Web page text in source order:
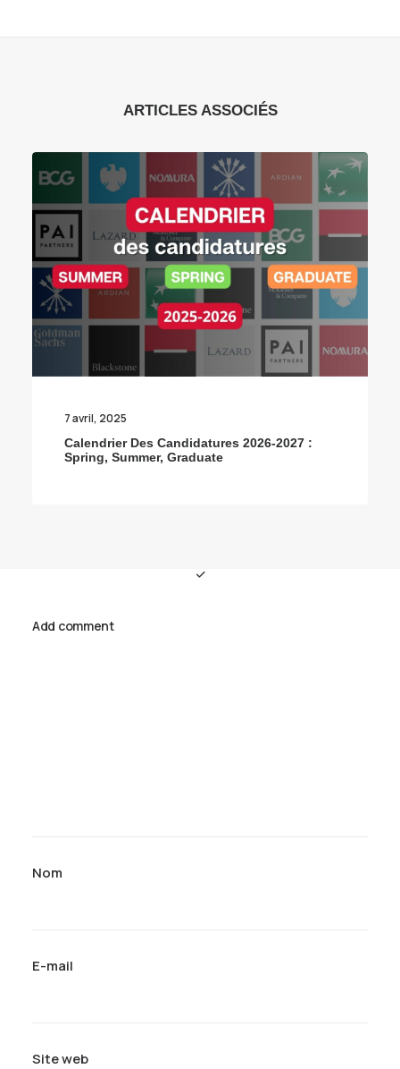
ARTICLES ASSOCIÉS
7 avril, 2025
Calendrier Des Candidatures 2026-2027 :
Spring, Summer, Graduate
Add comment
Nom
E-mail
Site web